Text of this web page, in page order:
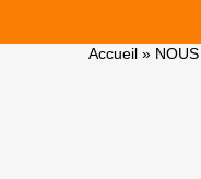
Accueil »